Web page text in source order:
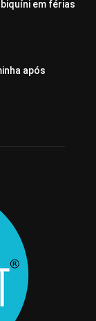
em férias
após